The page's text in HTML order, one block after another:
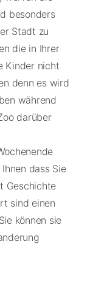
besonders
Stadt zu
die in Ihrer
Kinder nicht
denn es wird
während
darüber
dass Sie
Geschichte
sind einen
können sie